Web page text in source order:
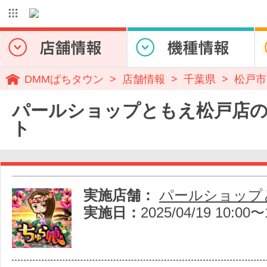
DMMぱちタウン 店舗情報 千葉県 松戸市
パールショップともえ松戸店
ト
実施店舗： パールショップ
実施日： 2025/04/19 10:00